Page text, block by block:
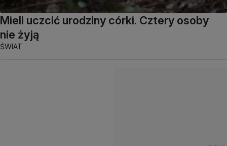
Mieli uczcić urodziny córki. Cztery osoby
nie żyją
ŚWIAT